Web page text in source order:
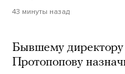
43 минуты назад
Бывшему
Протопопову